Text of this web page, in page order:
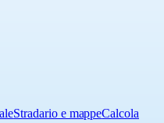
Stradario e mappeCalcola